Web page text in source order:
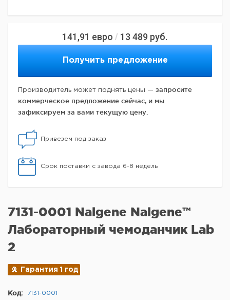
141,91 евро / 13 489 руб.
Получить предложение
Производитель может поднять цены — запросите
коммерческое предложение сейчас, и мы
зафиксируем за вами текущую цену.
Привезем под заказ
Срок поставки с завода 6-8 недель
7131-0001 Nalgene Nalgene™
Лабораторный чемоданчик Lab
2
Гарантия 1 год
Код: 7131-0001